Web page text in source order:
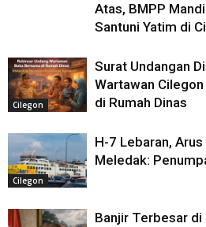
Atas, BMPP
Santuni Yatim di
Cilegon
Surat Undangan
Wartawan
di Rumah Dinas
Cilegon
H-7 Lebaran,
Meledak:
Banjir Terbesar di